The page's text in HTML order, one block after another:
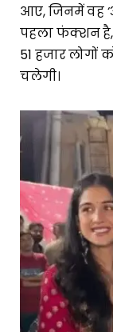
आए, जिनमें वह
पहला फंक्शन है,
51 हजार लोगों
चलेगी।